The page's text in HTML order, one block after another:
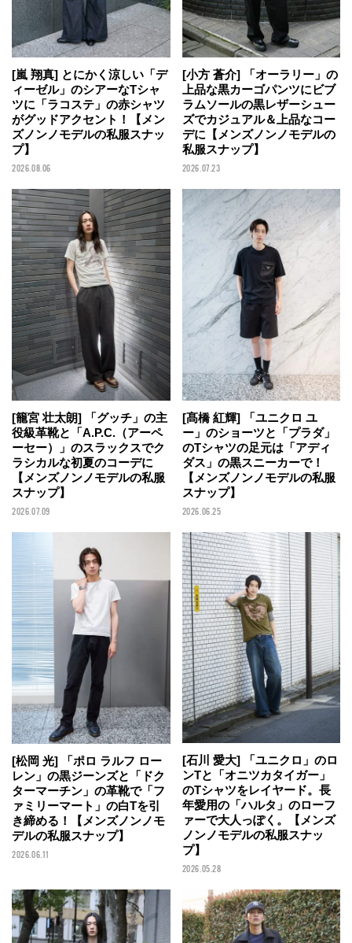
[嵐 翔真] とにかく涼しい「デ
ィーゼル」のシアーなTシャ
ツに「ラコステ」の赤シャツ
がグッドアクセント！【メン
ズノンノモデルの私服スナッ
プ】
2026.08.06
[小方 蒼介] 「オーラリー」の
上品な黒カーゴパンツにビブ
ラムソールの黒レザーシュー
ズでカジュアル＆上品なコー
デに【メンズノンノモデルの
私服スナップ】
2026.07.23
[籠宮 壮太朗] 「グッチ」の主
役級革靴と「A.P.C.（アーペ
ーセー）」のスラックスでク
ラシカルな初夏のコーデに
【メンズノンノモデルの私服
スナップ】
2026.07.09
[髙橋 紅輝] 「ユニクロ ユ
ー」のショーツと「プラダ」
のTシャツの足元は「アディ
ダス」の黒スニーカーで！
【メンズノンノモデルの私服
スナップ】
2026.06.25
[松岡 光] 「ポロ ラルフ ロー
レン」の黒ジーンズと「ドク
ターマーチン」の革靴で「フ
ァミリーマート」の白Tを引
き締める！【メンズノンノモ
デルの私服スナップ】
2026.06.11
[石川 愛大] 「ユニクロ」のロ
ンTと「オニツカタイガー」
のTシャツをレイヤード。長
年愛用の「ハルタ」のローフ
ァーで大人っぽく。【メンズ
ノンノモデルの私服スナッ
プ】
2026.05.28